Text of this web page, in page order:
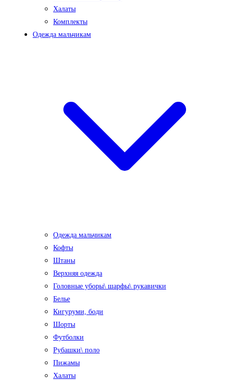
Халаты
Комплекты
Одежда мальчикам
Одежда мальчикам
Кофты
Штаны
Верхняя одежда
Головные уборы\ шарфы\ рукавички
Белье
Кигуруми, боди
Шорты
Футболки
Рубашки\ поло
Пижамы
Халаты